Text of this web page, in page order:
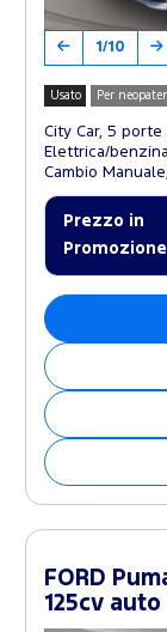
1/10
Usato Per
City Car, 5 porte
Elettrica/
Cambio
Prezzo in
Promozione
FORD
125cv auto